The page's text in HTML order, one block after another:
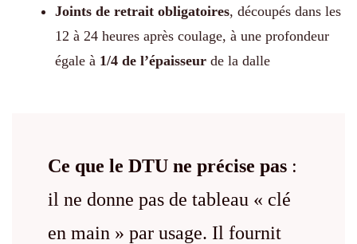
Joints de retrait obligatoires, découpés dans les
12 à 24 heures après coulage, à une profondeur
égale à 1/4 de l’épaisseur de la dalle
Ce que le DTU ne précise pas :
il ne donne pas de tableau « clé
en main » par usage. Il fournit